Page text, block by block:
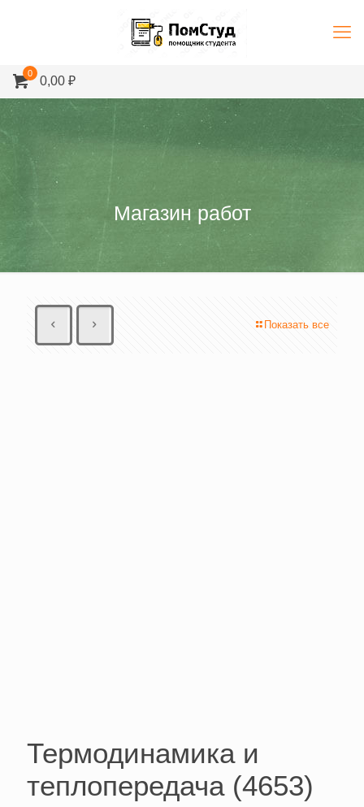
0
0,00 ₽
Магазин работ
Показать все
Термодинамика и
теплопередача (4653)